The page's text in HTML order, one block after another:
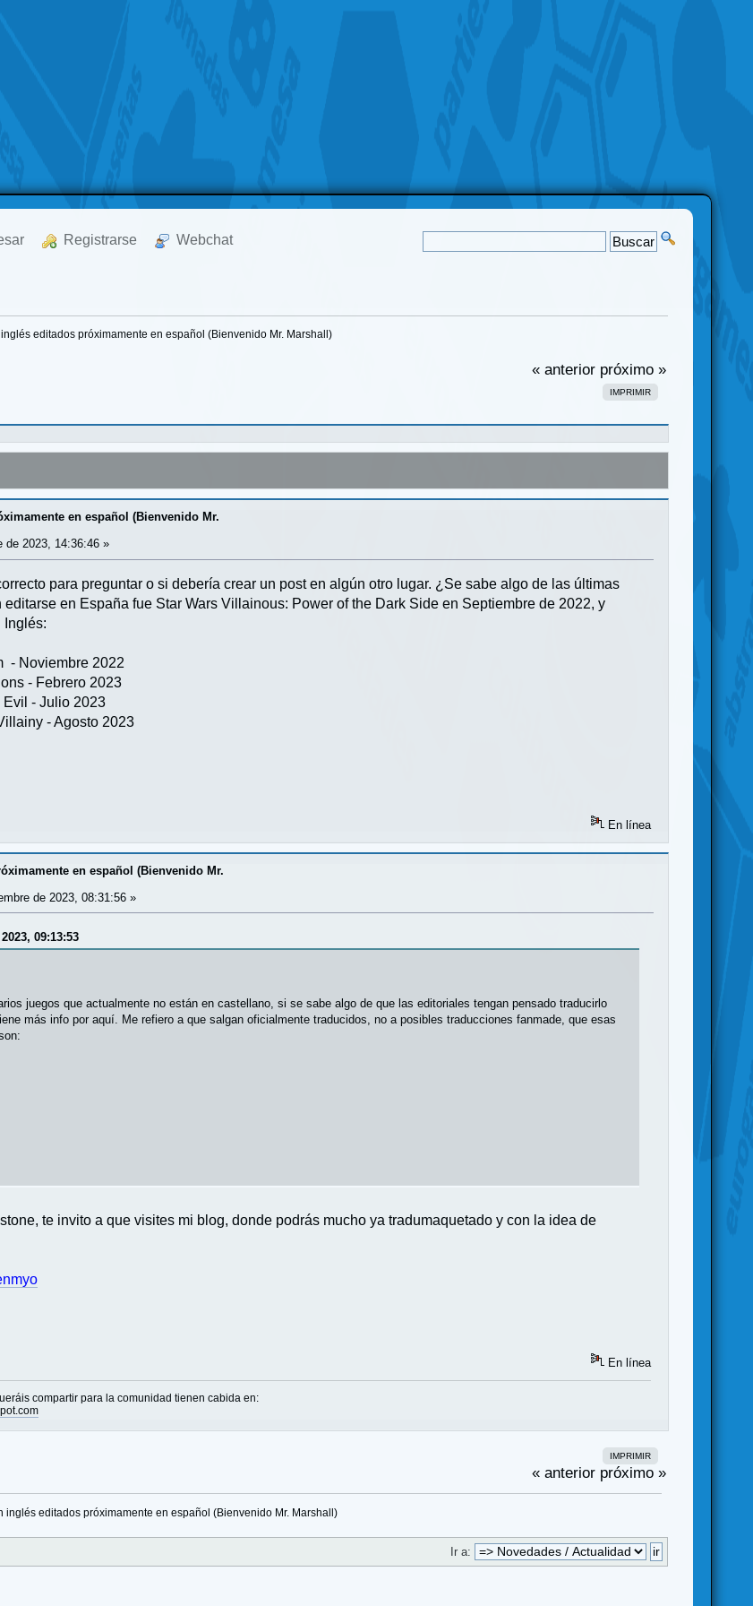
Registrarse Webchat
editados próximamente en español (Bienvenido Mr. Marshall)
« anterior próximo »
IMPRIMIR
en español (Bienvenido Mr.
de 2023, 14:36:46 »
para preguntar o si debería crear un post en algún otro lugar. ¿Se sabe algo de las últimas
en España fue Star Wars Villainous: Power of the Dark Side en Septiembre de 2022, y
Inglés:
- Noviembre 2022
- Febrero 2023
Evil - Julio 2023
- Agosto 2023
En línea
en español (Bienvenido Mr.
de 2023, 08:31:56 »
09:13:53
juegos que actualmente no están en castellano, si se sabe algo de que las editoriales tengan pensado traducirlo
más info por aquí. Me refiero a que salgan oficialmente traducidos, no a posibles traducciones fanmade, que esas
te invito a que visites mi blog, donde podrás mucho ya tradumaquetado y con la idea de
En línea
compartir para la comunidad tienen cabida en:
IMPRIMIR
« anterior próximo »
inglés editados próximamente en español (Bienvenido Mr. Marshall)
Ir a: